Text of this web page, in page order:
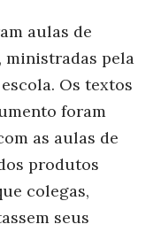
aulas de
ministradas pela
Os textos
foram
as aulas de
produtos
colegas,
seus